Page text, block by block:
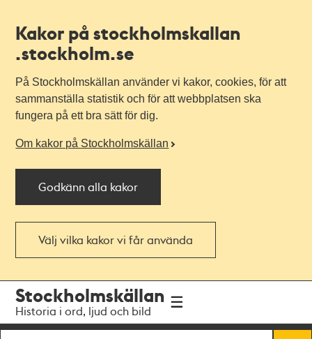
Kakor på stockholmskallan
.stockholm.se
På Stockholmskällan använder vi kakor, cookies, för att
sammanställa statistik och för att webbplatsen ska
fungera på ett bra sätt för dig.
Om kakor på Stockholmskällan
Godkänn alla kakor
Välj vilka kakor vi får använda
navigationen
huvudinnehållet
Stockholmskällan
Historia i ord, ljud och bild